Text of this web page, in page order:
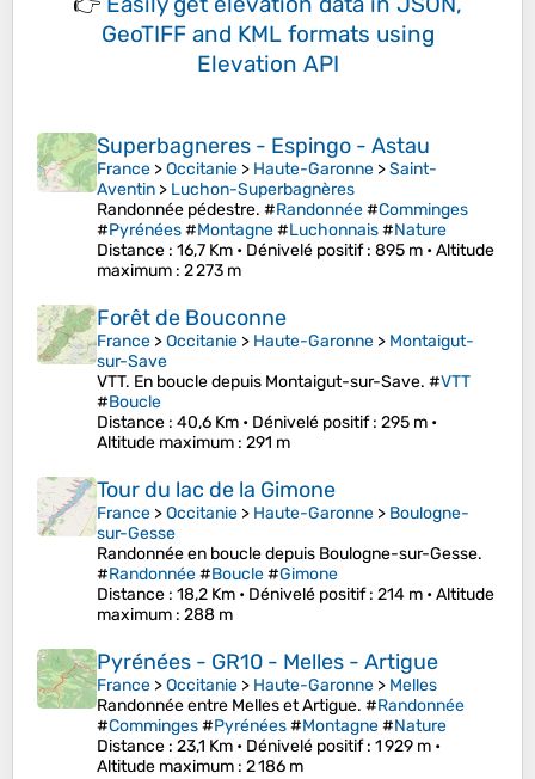
GeoTIFF and KML formats using
Elevation API
Superbagneres - Espingo - Astau
France >Occitanie > Haute-Garonne >Saint-
Aventin > Luchon-Superbagnères
Randonnée pédestre. #Randonnée#Comminges
#Pyrénées#Montagne#Luchonnais#Nature
Distance : 16,7 Km • Dénivelé positif: 895 m •Altitude
maximum : 2 273 m
Forêt de Bouconne
France >Occitanie > Haute-Garonne > Montaigut-
sur-Save
VTT. En boucle depuis Montaigut-sur-Save. #VTT
#Boucle
Distance : 40,6 Km • Dénivelé positif: 295 m •
Altitude maximum : 291 m
Tour du lac de la Gimone
France >Occitanie > Haute-Garonne > Boulogne-
sur-Gesse
Randonnée en boucle depuis Boulogne-sur-Gesse.
#Randonnée#Boucle#Gimone
Distance : 18,2 Km • Dénivelé positif: 214 m •Altitude
maximum : 288 m
Pyrénées - GR10 - Melles - Artigue
France >Occitanie > Haute-Garonne > Melles
Randonnée entre Melles et Artigue. #Randonnée
#Comminges#Pyrénées#Montagne#Nature
Distance : 23,1 Km • Dénivelé positif: 1 929 m •
Altitude maximum : 2 186 m